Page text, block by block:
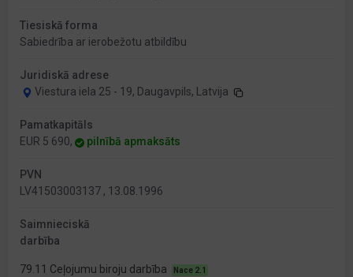
Tiesiskā forma
Sabiedrība ar ierobežotu atbildību
Juridiskā adrese
Viestura iela 25 - 19, Daugavpils, Latvija
Pamatkapitāls
EUR 5 690,
pilnībā apmaksāts
PVN
LV41503003137 , 13.08.1996
Saimnieciskā
darbība
79.11 Ceļojumu biroju darbība Nace 2.1